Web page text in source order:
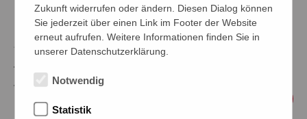
Logistikzentrale
Mindener Str. 2 14822 Linthe
Tel. +49 800 3378326
willkommen@ffs-team.de
Zukunft widerrufen oder ändern. Diesen Dialog können
Sie jederzeit über einen Link im Footer der Website
erneut aufrufen. Weitere Informationen finden Sie in
unserer Datenschutzerklärung.
Notwendig
Statistik